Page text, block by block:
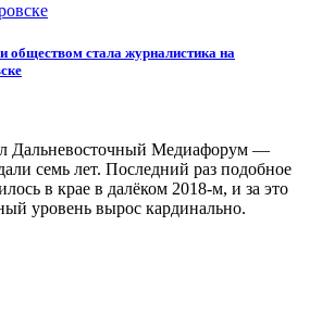
стала журналистика на
Дальневосточный Медиафорум —
семь лет. Последний раз подобное
в крае в далёком 2018-м, и за это
уровень вырос кардинально.